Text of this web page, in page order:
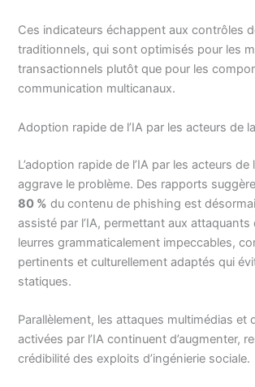
Ces indicateurs échappent aux contrôles
traditionnels, qui sont optimisés pour les
transactionnels plutôt que pour les
communication multicanaux.
Adoption rapide de l’IA par les acteurs de
L’adoption rapide de l’IA par les acteurs de
aggrave le problème. Des rapports
80 % du contenu de phishing est
assisté par l’IA, permettant aux attaquants
leurres grammaticalement impeccables,
pertinents et culturellement adaptés qui
statiques.
Parallèlement, les attaques multimédias et
activées par l’IA continuent d’augmenter,
crédibilité des exploits d’ingénierie sociale.